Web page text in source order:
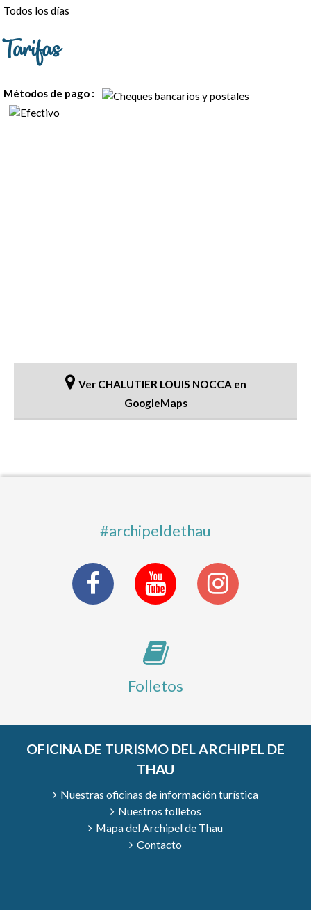
Todos los días
Tarifas
Métodos de pago :
Ver CHALUTIER LOUIS NOCCA en
GoogleMaps
#archipeldethau
Folletos
OFICINA DE TURISMO DEL ARCHIPEL DE
THAU
Nuestras oficinas de información turística
Nuestros folletos
Mapa del Archipel de Thau
Contacto